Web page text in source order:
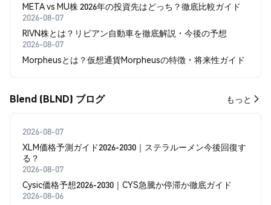
META vs MU株 2026年の投資先はどっち？徹底比較ガイド
2026-08-07
RIVN株とは？リビアン自動車を徹底解説・今後の予想
2026-08-07
Morpheusとは？仮想通貨Morpheusの特徴・将来性ガイド
Blend (BLND) ブログ もっと
2026-08-07
XLM価格予測ガイド2026-2030｜ステラルーメン今後回復す
る？
2026-08-07
Cysic価格予想2026-2030｜CYS急騰か停滞か徹底ガイド
2026-08-06